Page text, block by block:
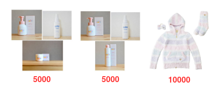
5000
5000
10000